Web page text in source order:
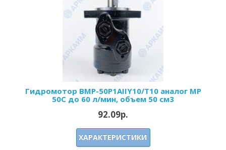
Гидромотор BMP-50P1AIIY10/T10 аналог MP
50C до 60 л/мин, объем 50 см3
92.09р.
ХАРАКТЕРИСТИКИ